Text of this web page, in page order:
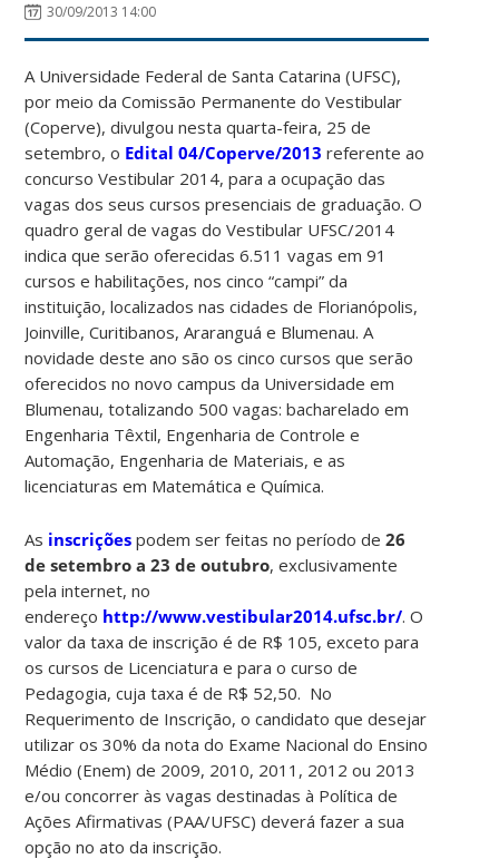
30/09/2013 14:00
A Universidade Federal de Santa Catarina (UFSC),
por meio da Comissão Permanente do Vestibular
(Coperve), divulgou nesta quarta-feira, 25 de
setembro, o Edital 04/Coperve/2013 referente ao
concurso Vestibular 2014, para a ocupação das
vagas dos seus cursos presenciais de graduação. O
quadro geral de vagas do Vestibular UFSC/2014
indica que serão oferecidas 6.511 vagas em 91
cursos e habilitações, nos cinco “campi” da
instituição, localizados nas cidades de Florianópolis,
Joinville, Curitibanos, Araranguá e Blumenau. A
novidade deste ano são os cinco cursos que serão
oferecidos no novo campus da Universidade em
Blumenau, totalizando 500 vagas: bacharelado em
Engenharia Têxtil, Engenharia de Controle e
Automação, Engenharia de Materiais, e as
licenciaturas em Matemática e Química.
As inscrições podem ser feitas no período de26
de setembro a 23 de outubro, exclusivamente
pela internet, no
endereço http://www.vestibular2014.ufsc.br/. O
valor da taxa de inscrição é de R$ 105, exceto para
os cursos de Licenciatura e para o curso de
Pedagogia, cuja taxa é de R$ 52,50. No
Requerimento de Inscrição, o candidato que desejar
utilizar os 30% da nota do Exame Nacional do Ensino
Médio (Enem) de 2009, 2010, 2011, 2012 ou 2013
e/ou concorrer às vagas destinadas à Política de
Ações Afirmativas (PAA/UFSC) deverá fazer a sua
opção no ato da inscrição.